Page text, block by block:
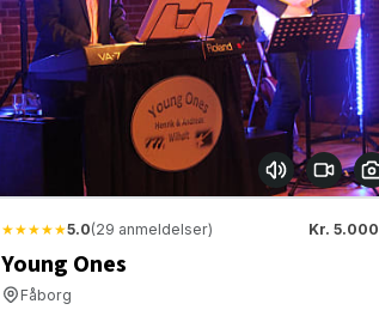
★★★★★5.0(29 anmeldelser) Kr. 5.000
Young Ones
Fåborg